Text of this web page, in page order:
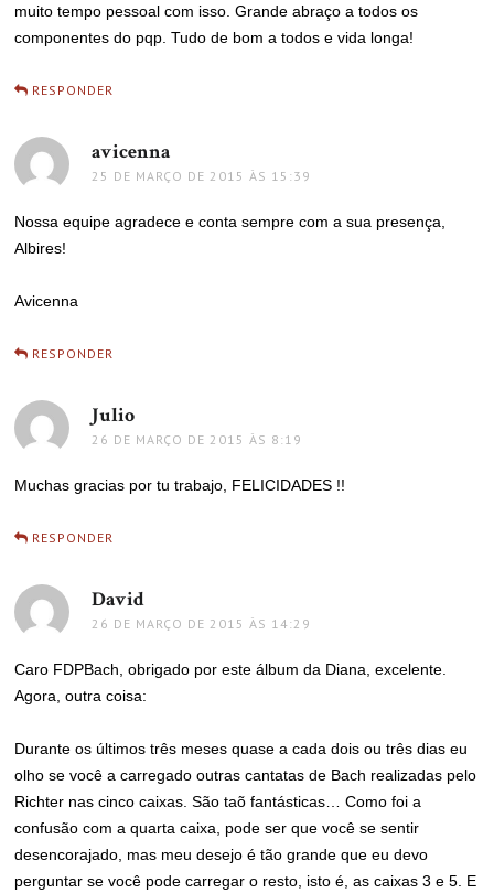
muito tempo pessoal com isso. Grande abraço a todos os
componentes do pqp. Tudo de bom a todos e vida longa!
RESPONDER
avicenna
25 DE MARÇO DE 2015 ÀS 15:39
Nossa equipe agradece e conta sempre com a sua presença,
Albires!
Avicenna
RESPONDER
Julio
26 DE MARÇO DE 2015 ÀS 8:19
Muchas gracias por tu trabajo, FELICIDADES !!
RESPONDER
David
26 DE MARÇO DE 2015 ÀS 14:29
Caro FDPBach, obrigado por este álbum da Diana, excelente.
Agora, outra coisa:
Durante os últimos três meses quase a cada dois ou três dias eu
olho se você a carregado outras cantatas de Bach realizadas pelo
Richter nas cinco caixas. São taõ fantásticas… Como foi a
confusão com a quarta caixa, pode ser que você se sentir
desencorajado, mas meu desejo é tão grande que eu devo
perguntar se você pode carregar o resto, isto é, as caixas 3 e 5. E